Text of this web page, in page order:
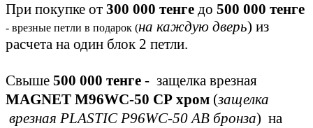
При покупке от 300 000 тенге до 500 000 тенге
- врезные петли в подарок (на каждую дверь) из
расчета на один блок 2 петли.
Свыше 500 000 тенге - защелка врезная
MAGNET M96WC-50 СР хром (защелка
врезная PLASTIC P96WC-50 АВ бронза) на